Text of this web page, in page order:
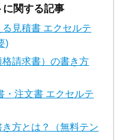
関する記事
る見積書 エクセルテ
)
格請求書）の書き方
・注文書 エクセルテ
き方とは？（無料テン